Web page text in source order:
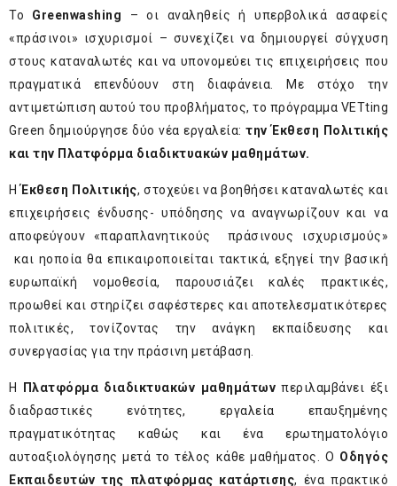
Το Greenwashing – οι αναληθείς ή υπερβολικά ασαφείς
«πράσινοι» ισχυρισμοί – συνεχίζει να δημιουργεί σύγχυση
στους καταναλωτές και να υπονομεύει τις επιχειρήσεις που
πραγματικά επενδύουν στη διαφάνεια. Με στόχο την
αντιμετώπιση αυτού του προβλήματος, το πρόγραμμα VETting
Green δημιούργησε δύο νέα εργαλεία: την Έκθεση Πολιτικής
και την Πλατφόρμα διαδικτυακών μαθημάτων.
ΗΈκθεση Πολιτικής, στοχεύει να βοηθήσει καταναλωτές και
επιχειρήσεις ένδυσης- υπόδησης να αναγνωρίζουν και να
αποφεύγουν «παραπλανητικούς πράσινους ισχυρισμούς»
και ηοποία θα επικαιροποιείται τακτικά, εξηγεί την βασική
ευρωπαϊκή νομοθεσία, παρουσιάζει καλές πρακτικές,
προωθεί και στηρίζει σαφέστερες και αποτελεσματικότερες
πολιτικές, τονίζοντας την ανάγκη εκπαίδευσης και
συνεργασίας για την πράσινη μετάβαση.
Η Πλατφόρμα διαδικτυακών μαθημάτων περιλαμβάνει έξι
διαδραστικές ενότητες, εργαλεία επαυξημένης
πραγματικότητας καθώς και ένα ερωτηματολόγιο
αυτοαξιολόγησης μετά το τέλος κάθε μαθήματος. Ο Οδηγός
Εκπαιδευτών της πλατφόρμας κατάρτισης, ένα πρακτικό